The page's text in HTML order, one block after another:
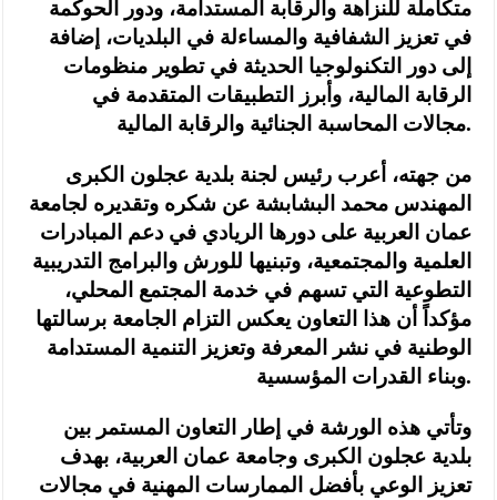
متكاملة للنزاهة والرقابة المستدامة، ودور الحوكمة
في تعزيز الشفافية والمساءلة في البلديات، إضافة
إلى دور التكنولوجيا الحديثة في تطوير منظومات
الرقابة المالية، وأبرز التطبيقات المتقدمة في
مجالات المحاسبة الجنائية والرقابة المالية.
من جهته، أعرب رئيس لجنة بلدية عجلون الكبرى
المهندس محمد البشابشة عن شكره وتقديره لجامعة
عمان العربية على دورها الريادي في دعم المبادرات
العلمية والمجتمعية، وتبنيها للورش والبرامج التدريبية
التطوعية التي تسهم في خدمة المجتمع المحلي،
مؤكداً أن هذا التعاون يعكس التزام الجامعة برسالتها
الوطنية في نشر المعرفة وتعزيز التنمية المستدامة
وبناء القدرات المؤسسية.
وتأتي هذه الورشة في إطار التعاون المستمر بين
بلدية عجلون الكبرى وجامعة عمان العربية، بهدف
تعزيز الوعي بأفضل الممارسات المهنية في مجالات